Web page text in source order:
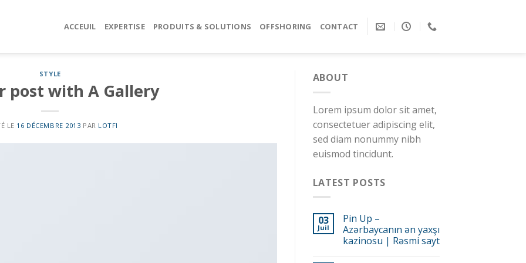
ACCEUIL EXPERTISE PRODUITS & SOLUTIONS OFFSHORING CONTACT
STYLE
post with A Gallery
LE 16 DÉCEMBRE 2013 PAR LOTFI
ABOUT
Lorem ipsum dolor sit amet,
consectetuer adipiscing elit,
sed diam nonummy nibh
euismod tincidunt.
LATEST POSTS
03
Juil
Pin Up –
Azərbaycanın ən yaxşı
kazinosu | Rəsmi sayt